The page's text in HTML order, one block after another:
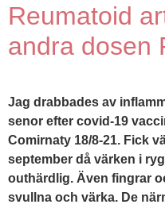
Reumatoid
andra dosen
Jag drabbades av
senor efter covid-19
Comirnaty 18/8-21. Fick
september då värken i
outhärdlig. Även fingrar
svullna och värka. De